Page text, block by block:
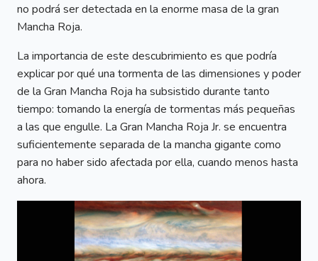
no podrá ser detectada en la enorme masa de la gran
Mancha Roja.
La importancia de este descubrimiento es que podría
explicar por qué una tormenta de las dimensiones y poder
de la Gran Mancha Roja ha subsistido durante tanto
tiempo: tomando la energía de tormentas más pequeñas
a las que engulle. La Gran Mancha Roja Jr. se encuentra
suficientemente separada de la mancha gigante como
para no haber sido afectada por ella, cuando menos hasta
ahora.